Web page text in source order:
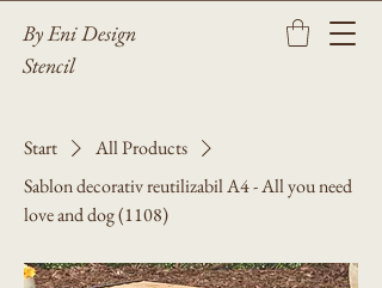
By Eni Design
Stencil
Start
All Products
Sablon decorativ reutilizabil A4 - All you need
love and dog (1108)